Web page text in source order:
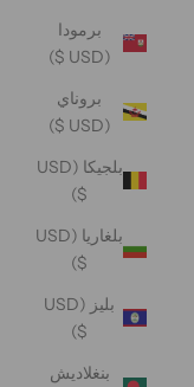
برمودا
(USD $)
بروناي
(USD $)
بلجيكا (USD
$)
بلغاريا (USD
$)
بليز (USD
$)
بنغلاديش